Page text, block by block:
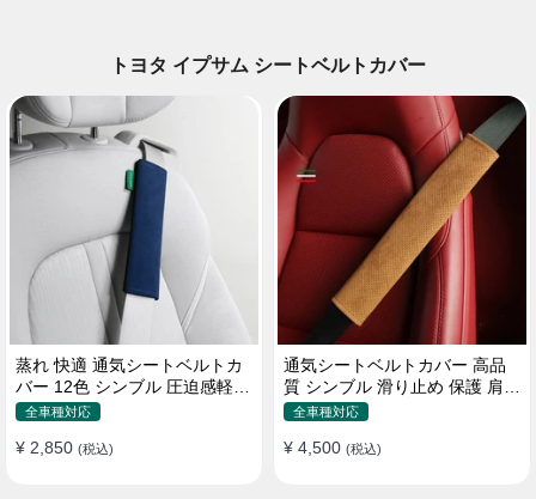
トヨタ イプサム シートベルトカバー
蒸れ 快適 通気シートベルトカ
バー 12色 シンブル 圧迫感軽減
保護 肩当てパッド
全車種対応
¥ 2,850 (税込)
通気シートベルトカバー 高品
質 シンブル 滑り止め 保護 肩当
てパッド 圧迫感軽減
全車種対応
¥ 4,500 (税込)